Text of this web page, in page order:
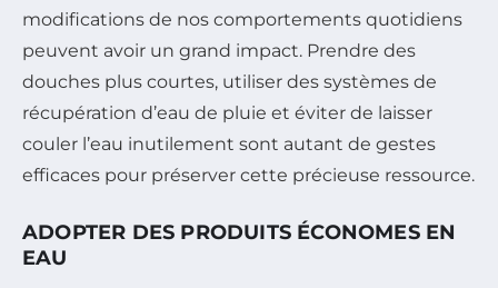
modifications de nos comportements quotidiens
peuvent avoir un grand impact. Prendre des
douches plus courtes, utiliser des systèmes de
récupération d’eau de pluie et éviter de laisser
couler l’eau inutilement sont autant de gestes
efficaces pour préserver cette précieuse ressource.
ADOPTER DES PRODUITS ÉCONOMES EN
EAU